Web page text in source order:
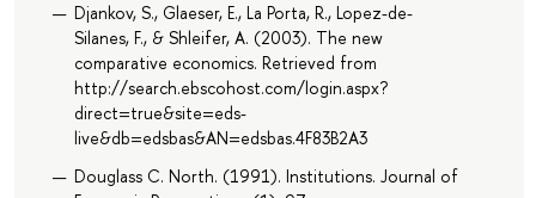
Djankov, S., Glaeser, E., La Porta, R., Lopez-de-
Silanes, F., & Shleifer, A. (2003). The new
comparative economics. Retrieved from
http://search.ebscohost.com/login.aspx?
direct=true&site=eds-
live&db=edsbas&AN=edsbas.4F83B2A3
Douglass C. North. (1991). Institutions. Journal of